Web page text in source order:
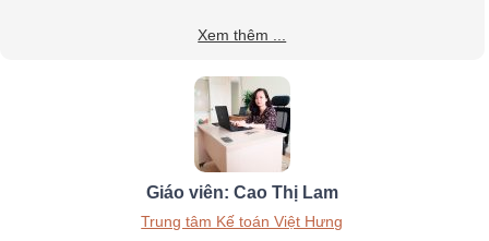
Xem thêm ...
Giáo viên: Cao Thị Lam
Trung tâm Kế toán Việt Hưng